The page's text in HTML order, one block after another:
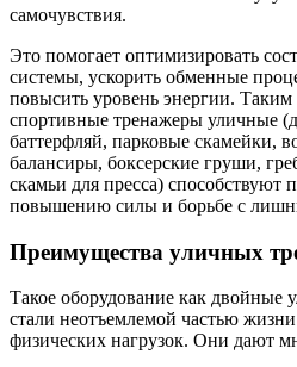
самочувствия.
Это помогает оптимизировать
системы, ускорить обменные
повысить уровень энергии. Таким
спортивные тренажеры уличные
баттерфляй, парковые скамейки,
балансиры, боксерские груши,
скамьи для пресса) способствуют
повышению силы и борьбе с
Преимущества уличных
Такое оборудование как
стали неотъемлемой частью
физических нагрузок. Они дают